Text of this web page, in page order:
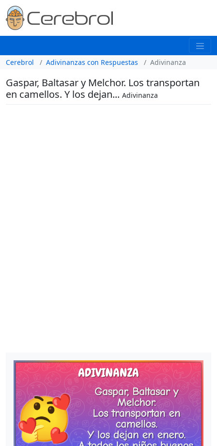
Cerebrol Adivinanzas con Respuestas Adivinanza
Gaspar, Baltasar y Melchor. Los transportan
en camellos. Y los dejan... Adivinanza